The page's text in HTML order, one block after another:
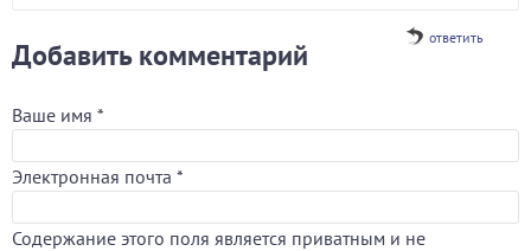
ответить
Добавить комментарий
Ваше имя *
Электронная почта *
Содержание этого поля является приватным и не